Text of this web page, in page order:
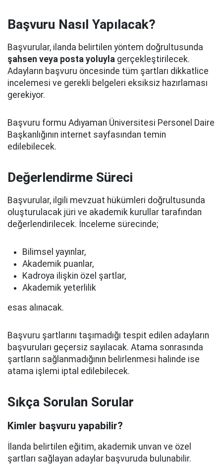
Başvuru Nasıl Yapılacak?
Başvurular, ilanda belirtilen yöntem doğrultusunda
şahsen veya posta yoluyla gerçekleştirilecek.
Adayların başvuru öncesinde tüm şartları dikkatlice
incelemesi ve gerekli belgeleri eksiksiz hazırlaması
gerekiyor.
Başvuru formu Adıyaman Üniversitesi Personel Daire
Başkanlığının internet sayfasından temin
edilebilecek.
Değerlendirme Süreci
Başvurular, ilgili mevzuat hükümleri doğrultusunda
oluşturulacak jüri ve akademik kurullar tarafından
değerlendirilecek. İnceleme sürecinde;
Bilimsel yayınlar,
Akademik puanlar,
Kadroya ilişkin özel şartlar,
Akademik yeterlilik
esas alınacak.
Başvuru şartlarını taşımadığı tespit edilen adayların
başvuruları geçersiz sayılacak. Atama sonrasında
şartların sağlanmadığının belirlenmesi halinde ise
atama işlemi iptal edilebilecek.
Sıkça Sorulan Sorular
Kimler başvuru yapabilir?
İlanda belirtilen eğitim, akademik unvan ve özel
şartları sağlayan adaylar başvuruda bulunabilir.